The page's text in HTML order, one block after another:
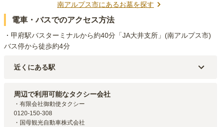
南アルプス市にあるお墓を探す
電車・バスでのアクセス方法
・甲府駅バスターミナルから約40分「JA大井支所」(南アルプス市)
バス停から徒歩約4分
近くにある駅
周辺で利用可能なタクシー会社
・有限会社御勅使タクシー
0120-150-308
・国母観光自動車株式会社